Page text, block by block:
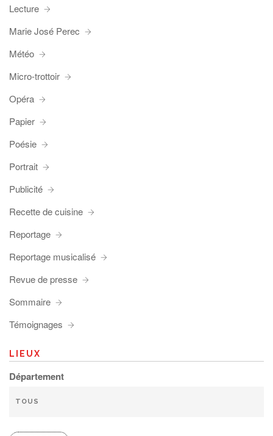
Lecture
Marie José Perec
Météo
Micro-trottoir
Opéra
Papier
Poésie
Portrait
Publicité
Recette de cuisine
Reportage
Reportage musicalisé
Revue de presse
Sommaire
Témoignages
LIEUX
Département